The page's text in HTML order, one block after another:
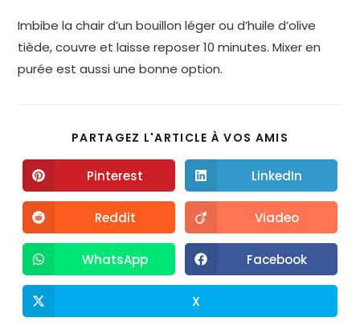
Imbibe la chair d’un bouillon léger ou d’huile d’olive
tiède, couvre et laisse reposer 10 minutes. Mixer en
purée est aussi une bonne option.
PARTAGEZ L'ARTICLE À VOS AMIS
Pinterest LinkedIn
Reddit Viadeo
WhatsApp Facebook
X